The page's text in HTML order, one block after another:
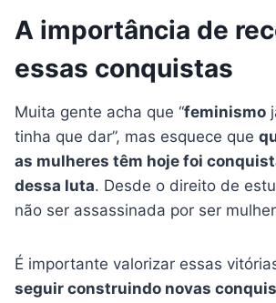
A importância de
essas conquistas
Muita gente acha que “feminismo
tinha que dar”, mas esquece que
as mulheres têm hoje foi
dessa luta. Desde o direito de
não ser assassinada por ser
É importante valorizar essas
seguir construindo novas